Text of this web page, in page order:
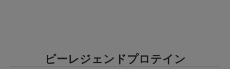
ビーレジェンドプロテイン